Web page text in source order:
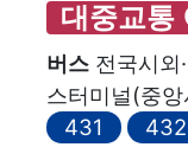
대중교통
버스 전국시
스터미널(중
431
432